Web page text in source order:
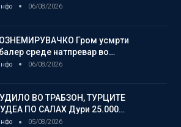
06/08/2026
Гром усмрти
среде натпревар во…
06/08/2026
ВО ТРАБЗОН, ТУРЦИТЕ
ПО САЛАХ Дури 25.000…
05/08/2026